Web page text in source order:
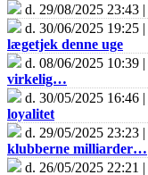
d. 29/08/2025 23:43 |
d. 30/06/2025 19:25 |
lægetjek denne uge
d. 08/06/2025 10:39 |
virkelig…
d. 30/05/2025 16:46 |
loyalitet
d. 29/05/2025 23:23 |
klubberne milliarder…
d. 26/05/2025 22:21 |